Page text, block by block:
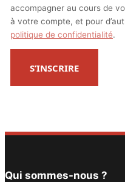
accompagner au cours de
à votre compte, et pour
politique de confidentialité.
S’INSCRIRE
Qui sommes-nous ?